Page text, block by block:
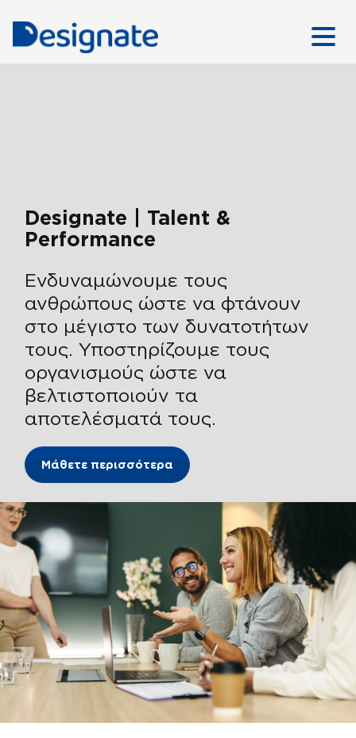
Designate | Talent &
Performance
Ενδυναμώνουμε τους
ανθρώπους ώστε να φτάνουν
στο μέγιστο των δυνατοτήτων
τους. Υποστηρίζουμε τους
οργανισμούς ώστε να
βελτιστοποιούν τα
αποτελέσματά τους.
Μάθετε περισσότερα